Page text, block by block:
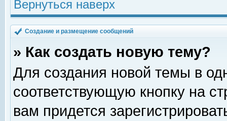
Вернуться наверх
Создание и размещение сообщений
» Как создать новую тему?
Для создания новой темы в
соответствующую кнопку на
вам придется